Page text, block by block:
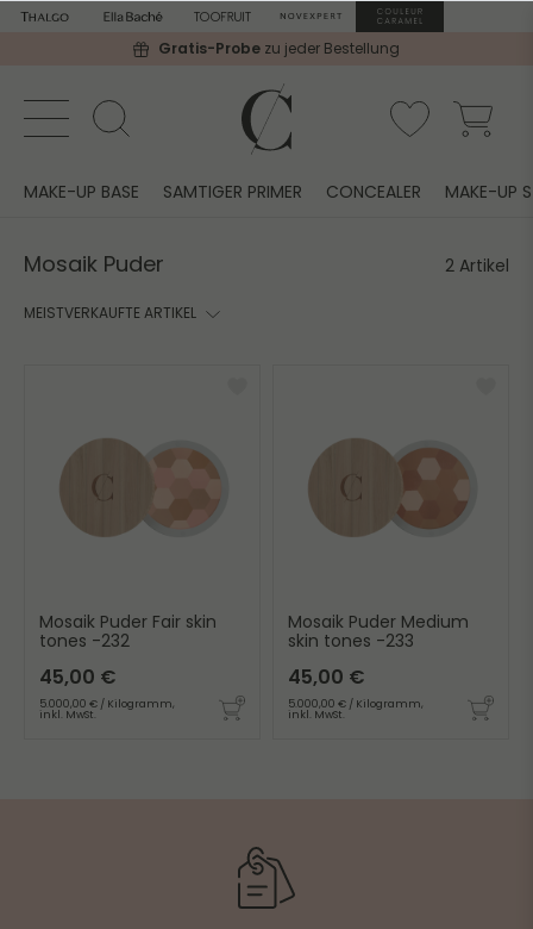
Gratis-Probe zu jeder Bestellung
MAKE-UP BASE MAKE-UP
SAMTIGER PRIMER CONCEALER
Mosaik Puder 2 Artikel
Mosaik Puder Fair skin
tones -232
45,00 €
5.000,00 € / Kilogramm,
inkl. MwSt.
Mosaik Puder Medium
skin tones -233
45,00 €
5.000,00 € / Kilogramm,
inkl. MwSt.